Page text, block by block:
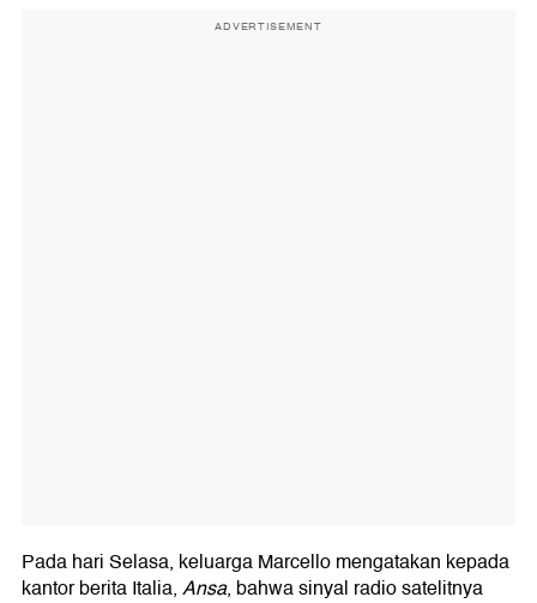
ADVERTISEMENT
Pada hari Selasa, keluarga Marcello mengatakan kepada
kantor berita Italia,Ansa, bahwa sinyal radio satelitnya